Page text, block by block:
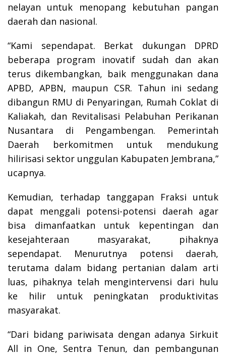
nelayan untuk menopang kebutuhan pangan
daerah dan nasional.
“Kami sependapat. Berkat dukungan DPRD
beberapa program inovatif sudah dan akan
terus dikembangkan, baik menggunakan dana
APBD, APBN, maupun CSR. Tahun ini sedang
dibangun RMU di Penyaringan, Rumah Coklat di
Kaliakah, dan Revitalisasi Pelabuhan Perikanan
Nusantara di Pengambengan. Pemerintah
Daerah berkomitmen untuk mendukung
hilirisasi sektor unggulan Kabupaten Jembrana,”
ucapnya.
Kemudian, terhadap tanggapan Fraksi untuk
dapat menggali potensi-potensi daerah agar
bisa dimanfaatkan untuk kepentingan dan
kesejahteraan masyarakat, pihaknya
sependapat. Menurutnya potensi daerah,
terutama dalam bidang pertanian dalam arti
luas, pihaknya telah mengintervensi dari hulu
ke hilir untuk peningkatan produktivitas
masyarakat.
“Dari bidang pariwisata dengan adanya Sirkuit
All in One, Sentra Tenun, dan pembangunan